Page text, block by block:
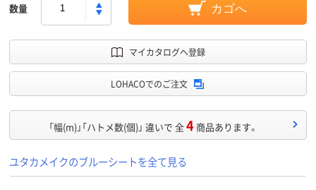
数量 カゴへ
マイカタログへ登録
LOHACOでのご注文
「幅(m)」「ハトメ数(個)」 違いで 全4 商品あります。
ユタカメイクのブルーシートを全て見る